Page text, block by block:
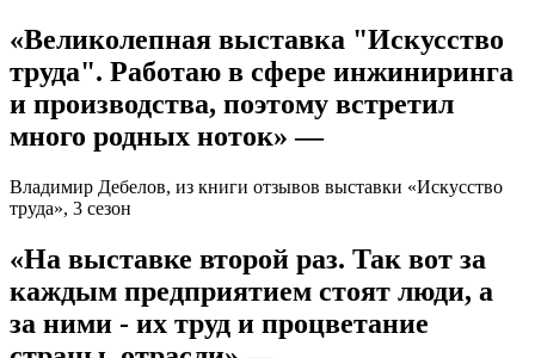
«Великолепная выставка "Искусство
труда". Работаю в сфере инжиниринга
и производства, поэтому встретил
много родных ноток» —
Владимир Дебелов, из книги отзывов выставки «Искусство
труда», 3 сезон
«На выставке второй раз. Так вот за
каждым предприятием стоят люди, а
за ними - их труд и процветание